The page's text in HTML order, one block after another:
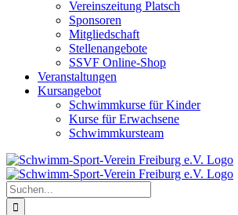
Vereinszeitung Platsch
Sponsoren
Mitgliedschaft
Stellenangebote
SSVF Online-Shop
Veranstaltungen
Kursangebot
Schwimmkurse für Kinder
Kurse für Erwachsene
Schwimmkursteam
Suche
nach: